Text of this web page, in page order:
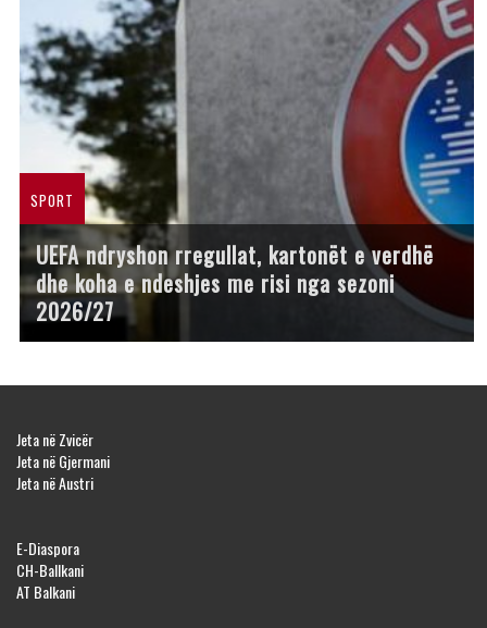
SPORT
UEFA ndryshon rregullat, kartonët e verdhë
dhe koha e ndeshjes me risi nga sezoni
2026/27
Jeta në Zvicër
Jeta në Gjermani
Jeta në Austri
E-Diaspora
CH-Ballkani
AT Balkani